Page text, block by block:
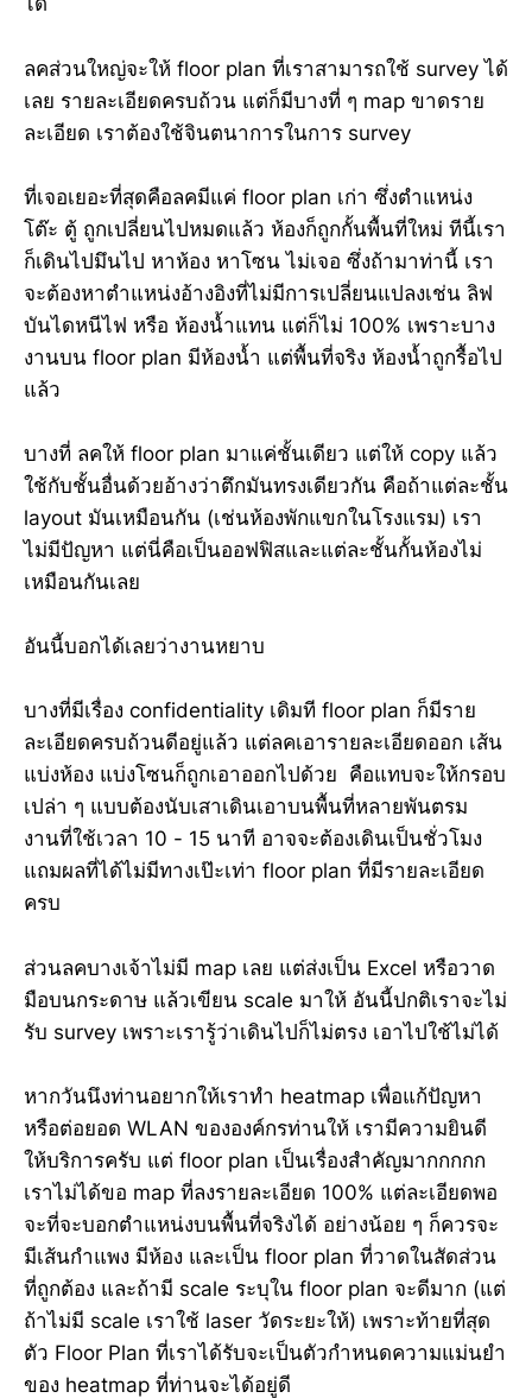
ลคส่วนใหญ่จะให้ floor plan ที่เราสามารถใช้ survey ได้
เลย รายละเอียดครบถ้วน แต่ก็มีบางที่ ๆ map ขาดราย
ละเอียด เราต้องใช้จินตนาการในการ survey
ที่เจอเยอะที่สุดคือลคมีแค่ floor plan เก่า ซึ่งตำแหน่ง
โต๊ะ ตู้ ถูกเปลี่ยนไปหมดแล้ว ห้องก็ถูกกั้นพื้นที่ใหม่ ทีนี้เรา
ก็เดินไปมึนไป หาห้อง หาโซน ไม่เจอ ซึ่งถ้ามาท่านี้ เรา
จะต้องหาตำแหน่งอ้างอิงที่ไม่มีการเปลี่ยนแปลงเช่น ลิฟ
บันไดหนีไฟ หรือ ห้องน้ำแทน แต่ก็ไม่ 100% เพราะบาง
งานบน floor plan มีห้องน้ำ แต่พื้นที่จริง ห้องน้ำถูกรื้อไป
แล้ว
บางที่ ลคให้ floor plan มาแค่ชั้นเดียว แต่ให้ copy แล้ว
ใช้กับชั้นอื่นด้วยอ้างว่าตึกมันทรงเดียวกัน คือถ้าแต่ละชั้น
layout มันเหมือนกัน (เช่นห้องพักแขกในโรงแรม) เรา
ไม่มีปัญหา แต่นี่คือเป็นออฟฟิสและแต่ละชั้นกั้นห้องไม่
เหมือนกันเลย
อันนี้บอกได้เลยว่างานหยาบ
บางที่มีเรื่อง confidentiality เดิมที floor plan ก็มีราย
ละเอียดครบถ้วนดีอยู่แล้ว แต่ลคเอารายละเอียดออก เส้น
แบ่งห้อง แบ่งโซนก็ถูกเอาออกไปด้วย คือแทบจะให้กรอบ
เปล่า ๆ แบบต้องนับเสาเดินเอาบนพื้นที่หลายพันตรม
งานที่ใช้เวลา 10 - 15 นาที อาจจะต้องเดินเป็นชั่วโมง
แถมผลที่ได้ไม่มีทางเป๊ะเท่า floor plan ที่มีรายละเอียด
ครบ
ส่วนลคบางเจ้าไม่มี map เลย แต่ส่งเป็น Excel หรือวาด
มือบนกระดาษ แล้วเขียน scale มาให้ อันนี้ปกติเราจะไม่
รับ survey เพราะเรารู้ว่าเดินไปก็ไม่ตรง เอาไปใช้ไม่ได้
หากวันนึงท่านอยากให้เราทำ heatmap เพื่อแก้ปัญหา
หรือต่อยอด WLAN ขององค์กรท่านให้ เรามีความยินดี
ให้บริการครับ แต่ floor plan เป็นเรื่องสำคัญมากกกกก
เราไม่ได้ขอ map ที่ลงรายละเอียด 100% แต่ละเอียดพอ
จะที่จะบอกตำแหน่งบนพื้นที่จริงได้ อย่างน้อย ๆ ก็ควรจะ
มีเส้นกำแพง มีห้อง และเป็น floor plan ที่วาดในสัดส่วน
ที่ถูกต้อง และถ้ามี scale ระบุใน floor plan จะดีมาก (แต่
ถ้าไม่มี scale เราใช้ laser วัดระยะให้) เพราะท้ายที่สุด
ตัว Floor Plan ที่เราได้รับจะเป็นตัวกำหนดความแม่นยำ
ของ heatmap ที่ท่านจะได้อยู่ดี